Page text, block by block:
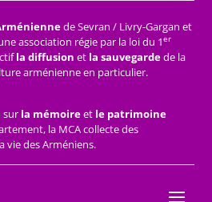
de Sevran / Livry-Gargan et
association régie par la loi du 1er
la diffusion et la sauvegardede la
arménienne en particulier.
sur la mémoireet le patrimoine
la MCA collecte des
vie des Arméniens.